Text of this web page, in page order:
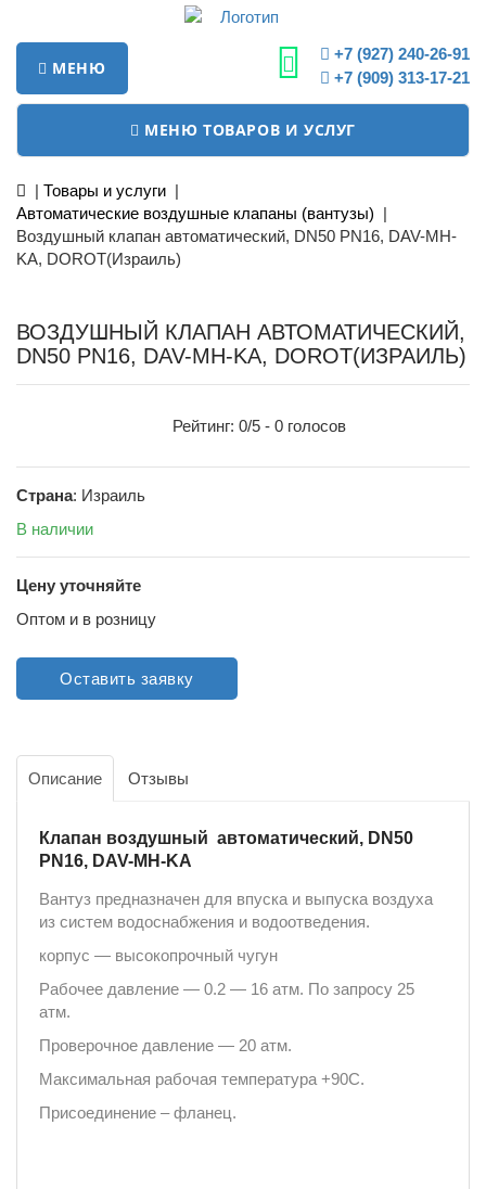
МЕНЮ
+7 (927) 240-26-91
+7 (909) 313-17-21
МЕНЮ ТОВАРОВ И УСЛУГ
| Товары и услуги |
Автоматические воздушные клапаны (вантузы) |
Воздушный клапан автоматический, DN50 PN16, DAV-MH-
KA, DOROT(Израиль)
ВОЗДУШНЫЙ КЛАПАН АВТОМАТИЧЕСКИЙ,
DN50 PN16, DAV-MH-KA, DOROT(ИЗРАИЛЬ)
Рейтинг: 0/5 - 0 голосов
Страна: Израиль
В наличии
Цену уточняйте
Оптом и в розницу
Оставить заявку
Описание Отзывы
Клапан воздушный автоматический, DN50
PN16, DAV-MH-KA
Вантуз предназначен для впуска и выпуска воздуха
из систем водоснабжения и водоотведения.
корпус ― высокопрочный чугун
Рабочее давление ― 0.2 ― 16 атм. По запросу 25
атм.
Проверочное давление ― 20 атм.
Максимальная рабочая температура +90C.
Присоединение – фланец.